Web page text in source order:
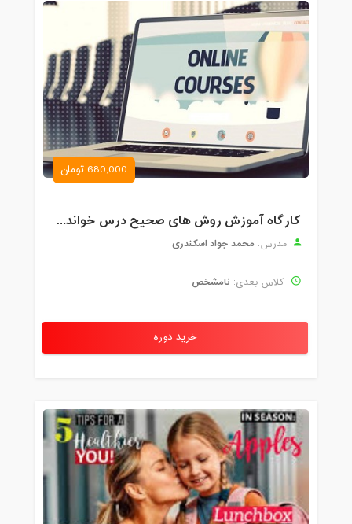
680,000 تومان
کارگاه آموزش روش های صحیح درس خواندن همراه با یادگیری بدون فراموشی
مدرس: محمد جواد اسکندری
کلاس بعدی: نامشخص
خرید دوره